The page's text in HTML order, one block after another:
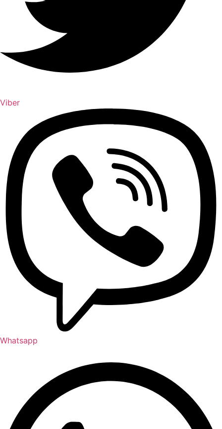
Viber
Whatsapp